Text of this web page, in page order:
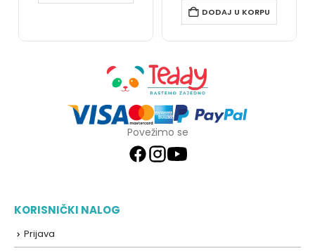
DODAJ U KORPU
Povežimo se
KORISNIČKI NALOG
Prijava